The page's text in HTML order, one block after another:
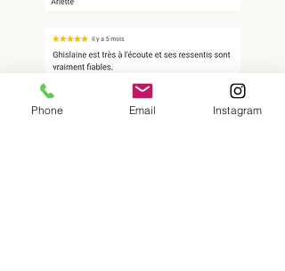
Phone Email Instagram